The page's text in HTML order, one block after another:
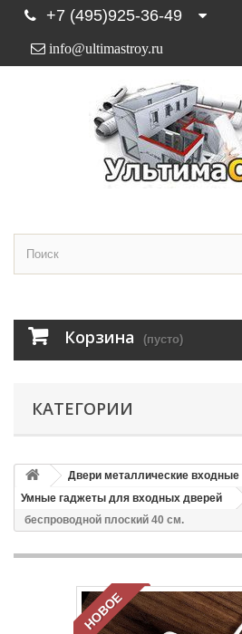
+7 (495)925-36-49
info@ultimastroy.ru
Корзина (пусто)
КАТЕГОРИИ
Двери металлические входные
Умные гаджеты для входных дверей
беспроводной плоский 40 см.
НОВОЕ